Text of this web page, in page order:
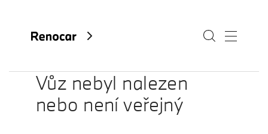
O nás
Vůz nebyl nalezen
nebo není veřejný